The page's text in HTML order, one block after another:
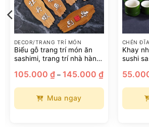
DECOR/TRANG TRÍ MÓN
Biểu gỗ trang trí món ăn
sashimi, trang trí nhà hàng
105.000 ₫ – 145.000 ₫Khoảng
giá:
105.000 ₫
Mua ngay
CHÉN
Khay
sushi
Bản
₫